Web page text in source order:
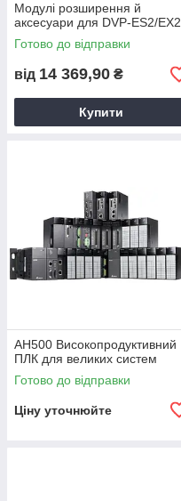
Модулі розширення й
аксесуари для DVP-ES2/EX2
Готово до відправки
від 14 369,90 ₴
Купити
AH500 Високопродуктивний
ПЛК для великих систем
Готово до відправки
Ціну уточнюйте